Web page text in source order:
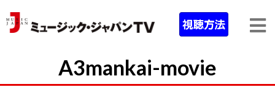
A3mankai-movie